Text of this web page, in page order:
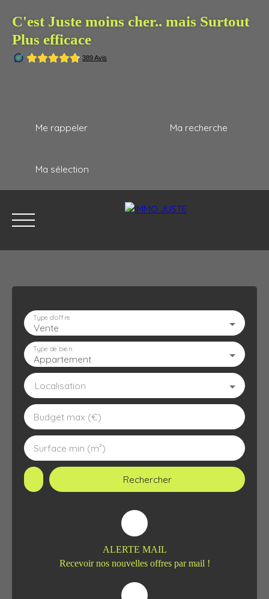
C'est Juste moins cher.. mais Surtout
Plus efficace
Me rappeler Ma recherche
Ma sélection
ACCUEIL ESTIMATION
Vente
Type d'offre
Appartement
Type de bien
Localisation
Budget max (€)
Surface min (m²)
Rechercher
ALERTE MAIL
Recevoir nos nouvelles offres par mail !